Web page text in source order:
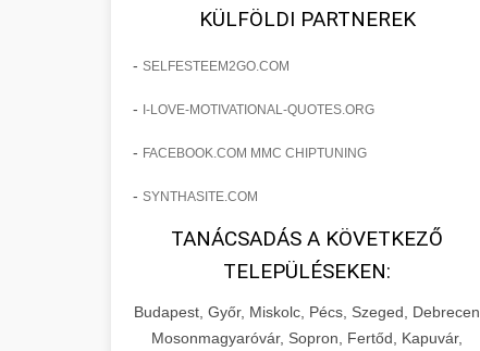
sebészeti praxisban.
páciensszám növekedés
os Növekedést
Lépésről lépésre marketing tervrajz,
eredményezett. Ismerje meg a
szonyegtisztito.net
marketing stratégiai tervrajz
os Növekedésének
Története
Teljes dokumentáció egy klinika
átalakulási útjáról, bemutatva az utat a
küzdő praxistól a virágzó vállalkozásig
150%-os növekedéssel.
szonyegtakaritas.org
🎪 18. Szemhéjplasztika
Iránti Érdeklődés 150%-
Technikák és módszerek a páciensek
KÜLFÖLDI PARTNEREK
- SELFESTEEM2GO.COM
- I-LOVE-MOTIVATIONAL-QUOTES.ORG
- FACEBOOK.COM MMC CHIPTUNING
- SYNTHASITE.COM
TANÁCSADÁS A KÖVETKEZŐ
TELEPÜLÉSEKEN:
Budapest, Győr, Miskolc, Pécs, Szeged, Debrecen
Mosonmagyaróvár, Sopron, Fertőd, Kapuvár,